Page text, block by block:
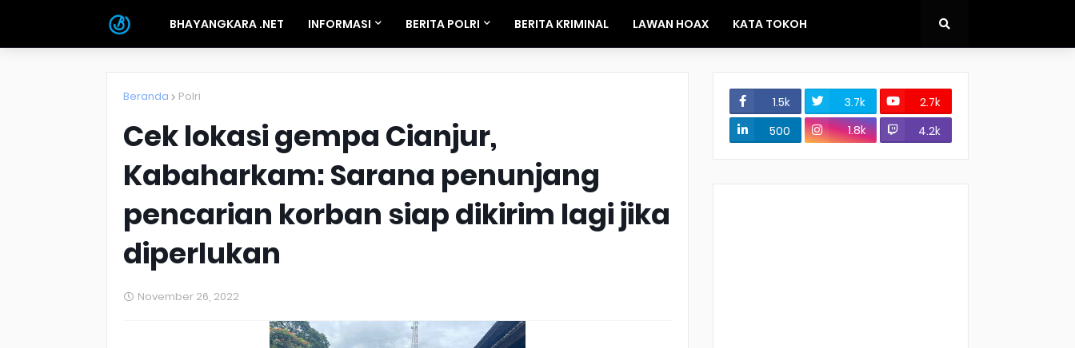
BHAYANGKARA .NET INFORMASI BERITA POLRI BERITA KRIMINAL LAWAN HOAX KATA TOKOH
Beranda Polri
Cek lokasi gempa Cianjur,
Kabaharkam: Sarana penunjang
pencarian korban siap dikirim lagi jika
diperlukan
November 26, 2022
1.5k 3.7k
2.7k
500
1.8k 4.2k